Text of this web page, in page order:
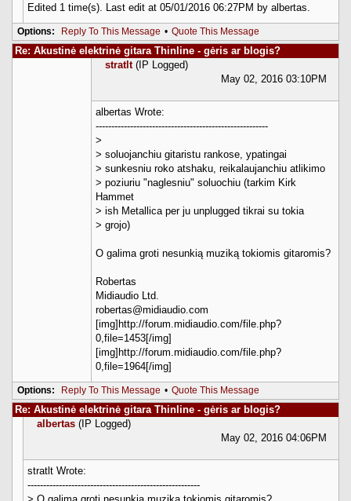
Edited 1 time(s). Last edit at 05/01/2016 06:27PM by albertas.
Options: Reply To This Message • Quote This Message
Re: Akustinė elektrinė gitara Thinline - gėris ar blogis?
stratlt (IP Logged)
May 02, 2016 03:10PM
albertas Wrote:
-------------------------------------------------------
>
> soluojanchiu gitaristu rankose, ypatingai
> sunkesniu roko atshaku, reikalaujanchiu atlikimo
> poziuriu "naglesniu" soluochiu (tarkim Kirk
Hammet
> ish Metallica per ju unplugged tikrai su tokia
> grojo)
O galima groti nesunkią muziką tokiomis gitaromis?
Robertas
Midiaudio Ltd.
robertas@midiaudio.com
[img]http://forum.midiaudio.com/file.php?
0,file=1453[/img]
[img]http://forum.midiaudio.com/file.php?
0,file=1964[/img]
Options: Reply To This Message • Quote This Message
Re: Akustinė elektrinė gitara Thinline - gėris ar blogis?
albertas (IP Logged)
May 02, 2016 04:06PM
stratlt Wrote:
-------------------------------------------------------